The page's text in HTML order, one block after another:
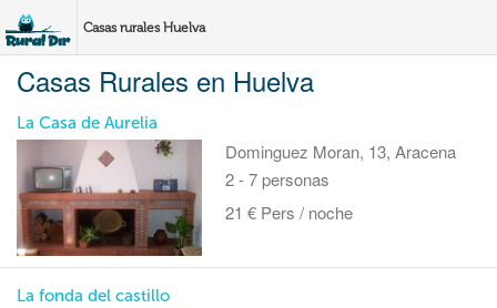
Casas rurales Huelva
Casas Rurales en Huelva
La Casa de Aurelia
Dominguez Moran, 13, Aracena
2 - 7 personas
21 € Pers / noche
La fonda del castillo